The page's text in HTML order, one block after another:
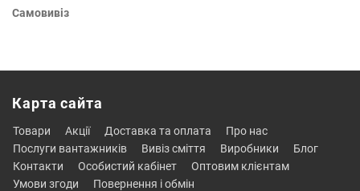
Самовивіз
Карта сайта
товари акції доставка та оплата
про нас
послуги вантажників
вивіз сміття виробники
блог
контакти
особистий кабінет
оптовим клієнтам
умови згоди
повернення і обмін